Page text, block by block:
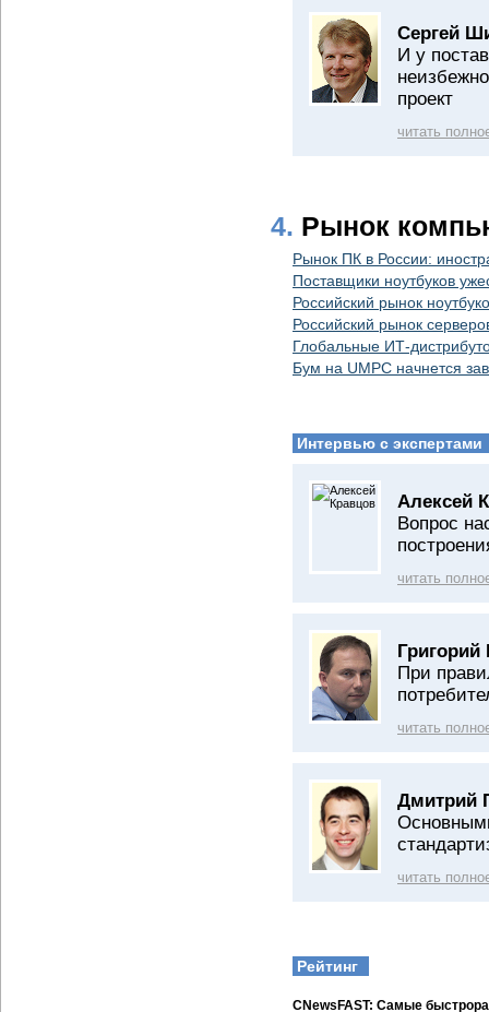
Сергей
И у
проект
читать
4. Рынок
Рынок ПК в России:
Поставщики ноутбуков
Российский рынок
Российский рынок
Глобальные ИТ-
Бум на UMPC начнется
Интервью с экспертами
Алексей
Вопрос
читать
Григорий
При
читать
Дмитрий
читать
Рейтинг
CNewsFAST: Самые